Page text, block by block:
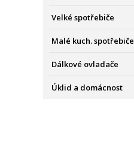
Velké spotřebiče
Malé kuch. spotřebiče
Dálkové ovladače
Úklid a domácnost